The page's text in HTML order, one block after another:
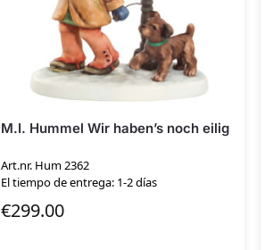
M.I. Hummel Wir haben’s noch eilig
Art.nr. Hum 2362
El tiempo de entrega: 1-2 días
€299.00